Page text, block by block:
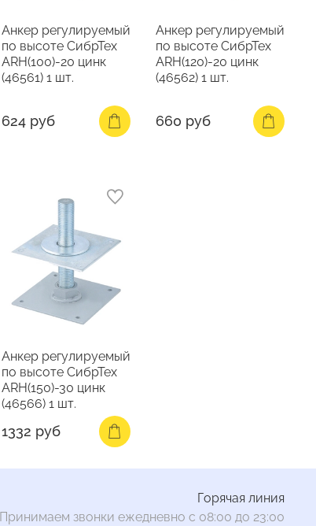
Анкер регулируемый
по высоте СибрТех
ARH(100)-20 цинк
(46561) 1 шт.
624 руб
Анкер регулируемый
по высоте СибрТех
ARH(120)-20 цинк
(46562) 1 шт.
660 руб
Анкер регулируемый
по высоте СибрТех
ARH(150)-30 цинк
(46566) 1 шт.
1332 руб
Горячая линия
Принимаем звонки ежедневно с 08:00 до 23:00